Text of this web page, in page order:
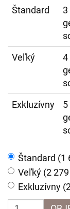
Štandard
Veľký
4
Exkluzívny
Štandard (1
Veľký (2 279
Exkluzívny